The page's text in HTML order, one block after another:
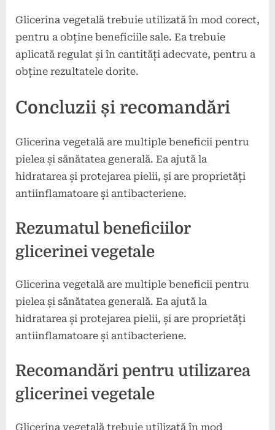
Glicerina vegetală trebuie utilizată în mod corect,
pentru a obține beneficiile sale. Ea trebuie
aplicată regulat și în cantități adecvate, pentru a
obține rezultatele dorite.
Concluzii și recomandări
Glicerina vegetală are multiple beneficii pentru
pielea și sănătatea generală. Ea ajută la
hidratarea și protejarea pielii, și are proprietăți
antiinflamatoare și antibacteriene.
Rezumatul beneficiilor
glicerinei vegetale
Glicerina vegetală are multiple beneficii pentru
pielea și sănătatea generală. Ea ajută la
hidratarea și protejarea pielii, și are proprietăți
antiinflamatoare și antibacteriene.
Recomandări pentru utilizarea
glicerinei vegetale
Glicerina vegetală trebuie utilizată în mod